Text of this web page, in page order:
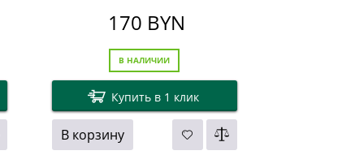
170 BYN
В НАЛИЧИИ
Купить в 1 клик
В корзину